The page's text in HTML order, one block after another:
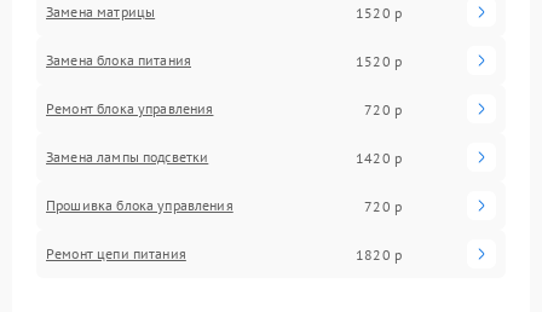
Замена матрицы 1520 р
Замена блока питания 1520 р
Ремонт блока управления 720 р
Замена лампы подсветки 1420 р
Прошивка блока управления 720 р
Ремонт цепи питания 1820 р